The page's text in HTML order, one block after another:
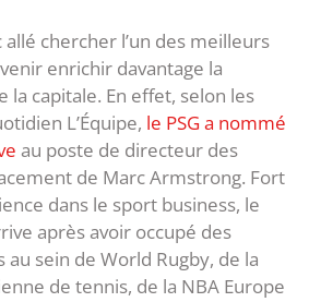
chercher l’un des meilleurs
enrichir davantage la
la capitale. En effet, selon les
L’Équipe, le PSG a nommé
au poste de directeur des
de Marc Armstrong. Fort
dans le sport business, le
après avoir occupé des
sein de World Rugby, de la
de tennis, de la NBA Europe